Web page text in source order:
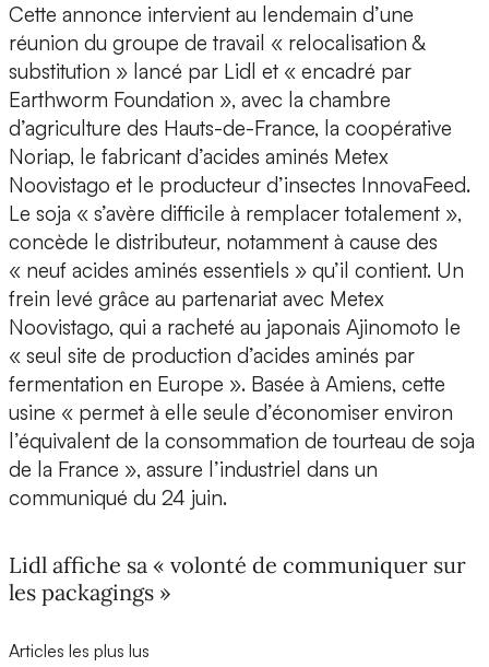
Cette annonce intervient au lendemain d’une
réunion du groupe de travail « relocalisation &
substitution » lancé par Lidl et « encadré par
Earthworm Foundation », avec la chambre
d’agriculture des Hauts-de-France, la coopérative
Noriap, le fabricant d’acides aminés Metex
Noovistago et le producteur d’insectes InnovaFeed.
Le soja « s’avère difficile à remplacer totalement »,
concède le distributeur, notamment à cause des
« neuf acides aminés essentiels » qu’il contient. Un
frein levé grâce au partenariat avec Metex
Noovistago, qui a racheté au japonais Ajinomoto le
« seul site de production d’acides aminés par
fermentation en Europe ». Basée à Amiens, cette
usine « permet à elle seule d’économiser environ
l’équivalent de la consommation de tourteau de soja
de la France », assure l’industriel dans un
communiqué du 24 juin.
Lidl affiche sa « volonté de communiquer sur
les packagings »
Articles les plus lus